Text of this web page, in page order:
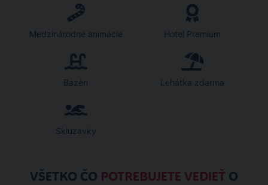
Medzinárodné animácie Hotel Premium
Bazén Lehátka zdarma
Skluzavky
VŠETKO ČO POTREBUJETE VEDIEŤ O